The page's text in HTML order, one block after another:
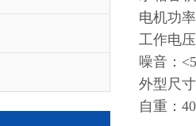
电机功
工作电
噪音：
外型尺
自重：